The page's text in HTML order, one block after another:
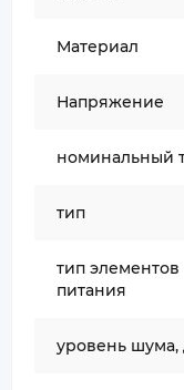
Материал
Напряжение
номинальный
тип
тип элементов
питания
уровень шума,